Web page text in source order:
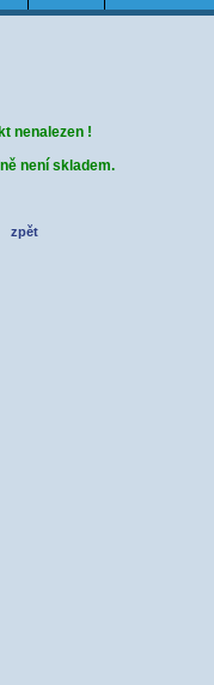
nenalezen !
není skladem.
zpět